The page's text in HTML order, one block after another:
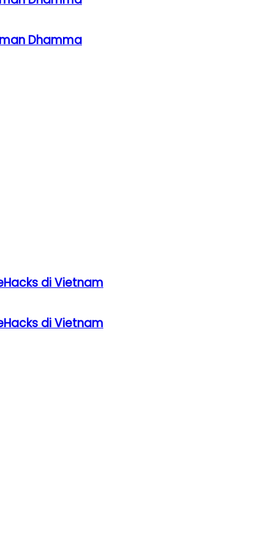
di Vietnam
Dhamma
di Vietnam